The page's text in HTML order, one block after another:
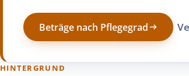
Beträge nach Pflegegrad
HINTERGRUND